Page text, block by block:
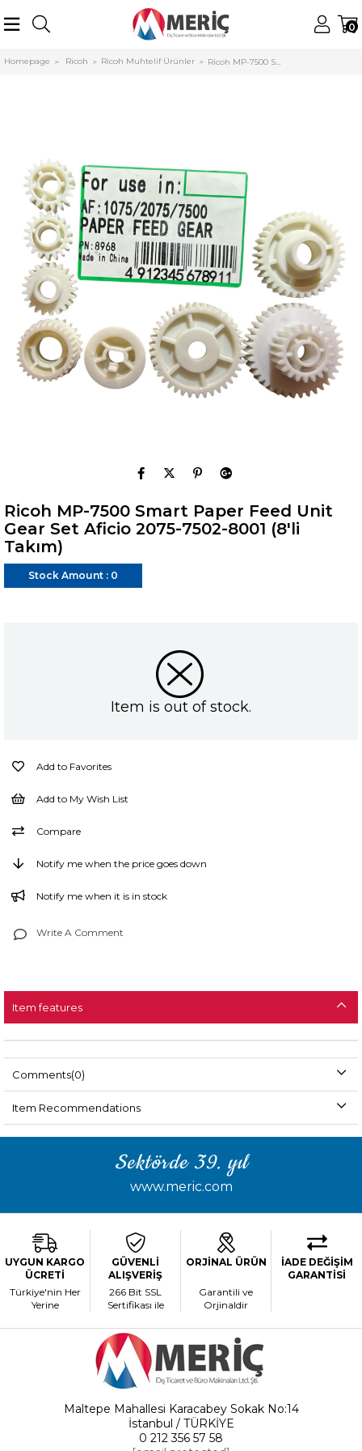
0
Homepage Ricoh Ricoh Muhtelif Ürünler
Ricoh MP-7500 Smart Paper Feed Unit
Gear Set Aficio 2075-7502-8001 (8'li
Takım)
Stock Amount : 0
Item is out of stock.
Add to Favorites
Add to My Wish List
Compare
Notify me when the price goes down
Notify me when it is in stock
Write A Comment
Item features
Comments(0)
Item Recommendations
Sektörde 39. yıl
www.meric.com
UYGUN KARGO
ÜCRETİ
Türkiye'nin Her
Yerine
GÜVENLİ
ALIŞVERİŞ
266 Bit SSL
Sertifikası ile
ORJİNAL ÜRÜN
Garantili ve
Orjinaldir
İADE DEĞİŞİM
GARANTİSİ
Maltepe Mahallesi Karacabey Sokak No:14
İstanbul / TÜRKİYE
0 212 356 57 58